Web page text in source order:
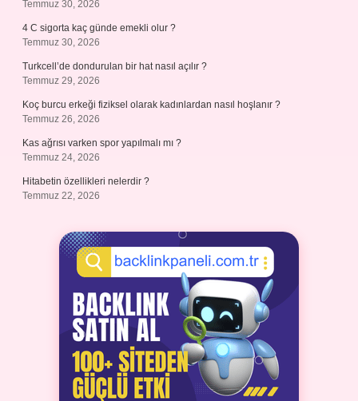
Temmuz 30, 2026
4 C sigorta kaç günde emekli olur ?
Temmuz 30, 2026
Turkcell’de dondurulan bir hat nasıl açılır ?
Temmuz 29, 2026
Koç burcu erkeği fiziksel olarak kadınlardan nasıl hoşlanır ?
Temmuz 26, 2026
Kas ağrısı varken spor yapılmalı mı ?
Temmuz 24, 2026
Hitabetin özellikleri nelerdir ?
Temmuz 22, 2026